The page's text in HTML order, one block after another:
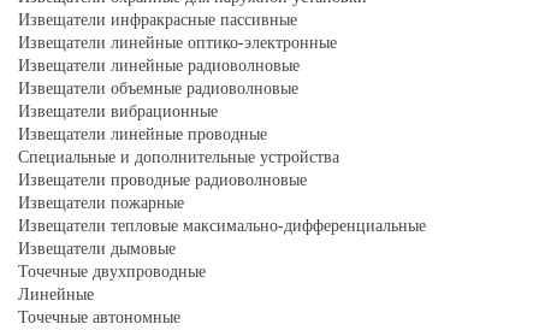
Извещатели инфракрасные пассивные
Извещатели линейные оптико-электронные
Извещатели линейные радиоволновые
Извещатели объемные радиоволновые
Извещатели вибрационные
Извещатели линейные проводные
Специальные и дополнительные устройства
Извещатели проводные радиоволновые
Извещатели пожарные
Извещатели тепловые максимально-дифференциальные
Извещатели дымовые
Точечные двухпроводные
Линейные
Точечные автономные